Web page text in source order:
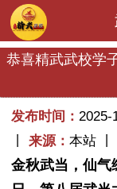
恭喜精武武校学
发布时间： 2025-
来源： 本站 丨
金秋武当，仙气